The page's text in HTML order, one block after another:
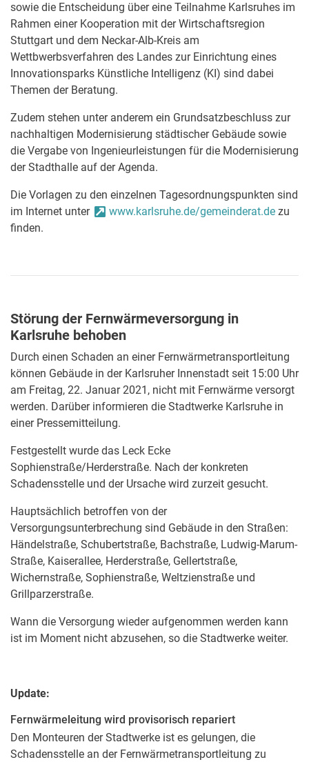
sowie die Entscheidung über eine Teilnahme Karlsruhes im
Rahmen einer Kooperation mit der Wirtschaftsregion
Stuttgart und dem Neckar-Alb-Kreis am
Wettbwerbsverfahren des Landes zur Einrichtung eines
Innovationsparks Künstliche Intelligenz (KI) sind dabei
Themen der Beratung.
Zudem stehen unter anderem ein Grundsatzbeschluss zur
nachhaltigen Modernisierung städtischer Gebäude sowie
die Vergabe von Ingenieurleistungen für die Modernisierung
der Stadthalle auf der Agenda.
Die Vorlagen zu den einzelnen Tagesordnungspunkten sind
im Internet unter
www.karlsruhe.de/gemeinderat.de zu
finden.
Störung der Fernwärmeversorgung in
Karlsruhe behoben
Durch einen Schaden an einer Fernwärmetransportleitung
können Gebäude in der Karlsruher Innenstadt seit 15:00 Uhr
am Freitag, 22. Januar 2021, nicht mit Fernwärme versorgt
werden. Darüber informieren die Stadtwerke Karlsruhe in
einer Pressemitteilung.
Festgestellt wurde das Leck Ecke
Sophienstraße/Herderstraße. Nach der konkreten
Schadensstelle und der Ursache wird zurzeit gesucht.
Hauptsächlich betroffen von der
Versorgungsunterbrechung sind Gebäude in den Straßen:
Händelstraße, Schubertstraße, Bachstraße, Ludwig-Marum-
Straße, Kaiserallee, Herderstraße, Gellertstraße,
Wichernstraße, Sophienstraße, Weltzienstraße und
Grillparzerstraße.
Wann die Versorgung wieder aufgenommen werden kann
ist im Moment nicht abzusehen, so die Stadtwerke weiter.
Update:
Fernwärmeleitung wird provisorisch repariert
Den Monteuren der Stadtwerke ist es gelungen, die
Schadensstelle an der Fernwärmetransportleitung zu